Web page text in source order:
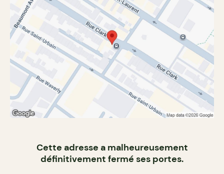
Cette adresse a malheureusement
définitivement fermé ses portes.